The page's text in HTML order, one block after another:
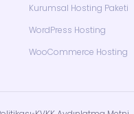
Kurumsal Hosting Paketi
WordPress Hosting
WooCommerce Hosting